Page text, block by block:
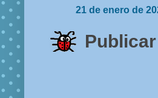
21 de enero de